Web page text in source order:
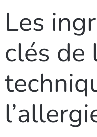
Les
clés de